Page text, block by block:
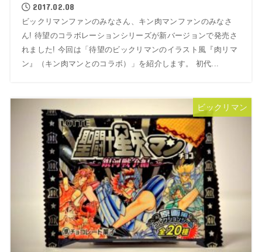
2017.02.08
ビックリマンファンのみなさん、キン肉マンファンのみなさ
ん! 待望のコラボレーションシリーズが新バージョンで発売さ
れました! 今回は「待望のビックリマンのイラスト風『肉リマ
ン』（キン肉マンとのコラボ）」を紹介します。 初代...
ビックリマン